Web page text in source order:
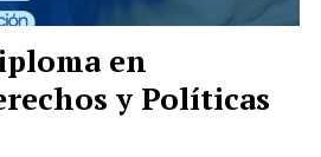
en
y Políticas